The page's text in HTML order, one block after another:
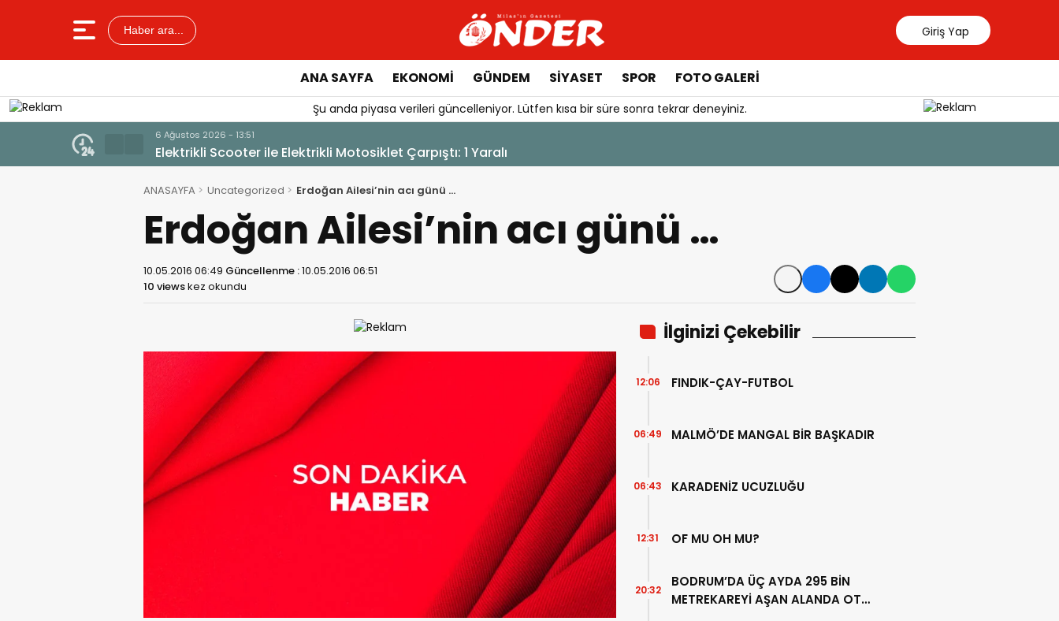
Haber ara... Giriş Yap
ANA SAYFA EKONOMİ GÜNDEM SİYASET SPOR FOTO GALERİ
Şu anda piyasa verileri güncelleniyor. Lütfen kısa bir süre sonra tekrar deneyiniz.
1 Yaralı
ANASAYFA Uncategorized Erdoğan Ailesi’nin acı günü …
Erdoğan Ailesi’nin acı günü …
10.05.2016 06:49 Güncellenme :10.05.2016 06:51
10 viewskez okundu
İlginizi Çekebilir
FINDIK-ÇAY-FUTBOL
12:06
MALMÖ’DE MANGAL BİR BAŞKADIR
06:49
KARADENİZ UCUZLUĞU
06:43
OF MU OH MU?
12:31
BODRUM’DA ÜÇ AYDA 295 BİN
METREKAREYİ AŞAN ALANDA OT
20:32